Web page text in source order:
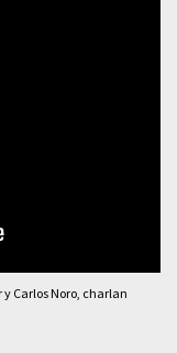
y Carlos Noro, charlan